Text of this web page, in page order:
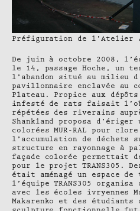
Préfiguration de l’Atelier /
De juin à octobre 2008,
le 14, passage Hoche, un
l’abandon situé au milieu
pavillonnaire enclavée au
Plateau. Propice aux
infesté de rats faisait
répétées des riverains
Shankland proposa
colorées MUR-RAL pour
l’accumulation de déchets
structure en rayonnage à
façade colorée permettait
pour le projet TRANS305.
était aménagé un espace
l’équipe TRANS305
avec les écoles ivryennes
Makarenko et des étudiants